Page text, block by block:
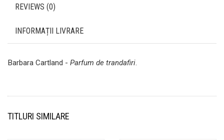
REVIEWS (0)
INFORMAȚII LIVRARE
Barbara Cartland - Parfum de trandafiri.
TITLURI SIMILARE